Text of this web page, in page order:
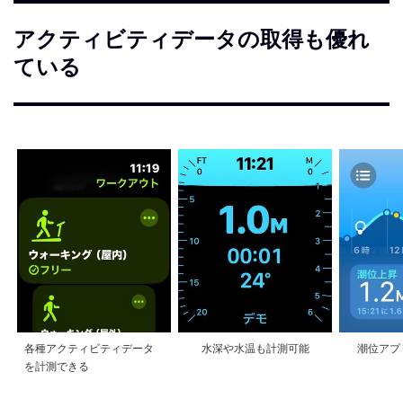
アクティビティデータの取得も優れ
ている
各種アクティビティデータ
を計測できる
水深や水温も計測可能 潮位アプ